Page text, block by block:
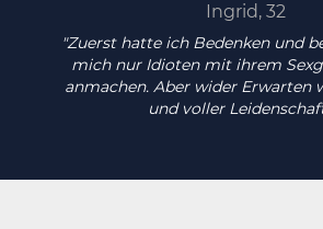
Ingrid, 32
"Zuerst hatte ich Bedenken und
mich nur Idioten mit ihrem
anmachen. Aber wider Erwarten
und voller